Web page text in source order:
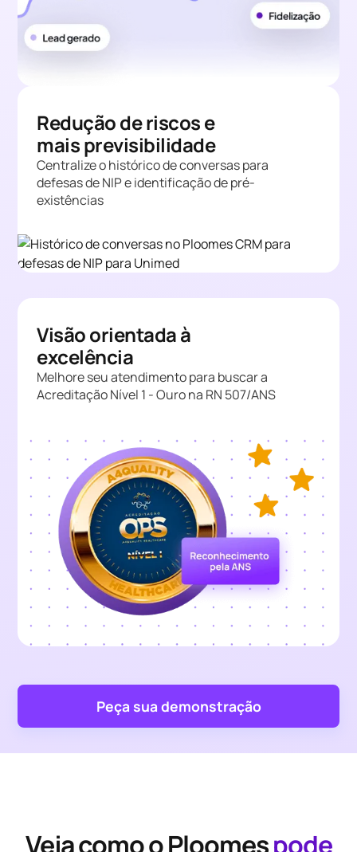
Redução de riscos e
mais previsibilidade
Centralize o histórico de conversas para
defesas de NIP e identificação de pré-
existências
Visão orientada à
excelência
Melhore seu atendimento para buscar a
Acreditação Nível 1 - Ouro na RN 507/ANS
Peça sua demonstração